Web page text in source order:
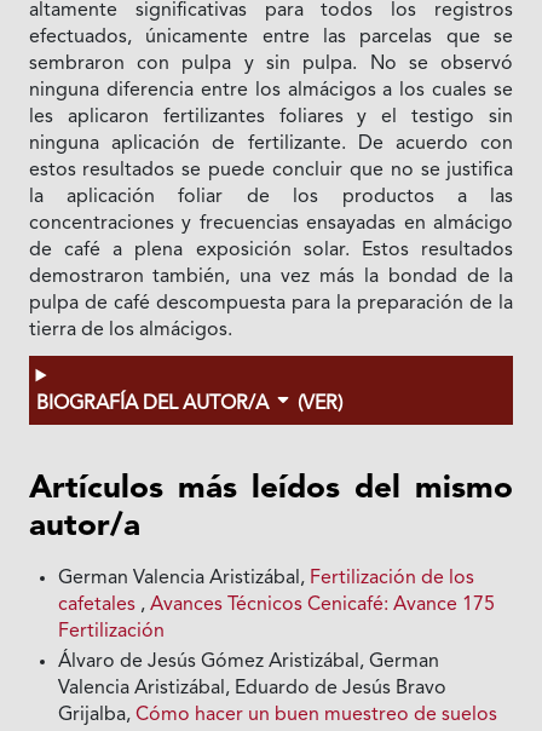
altamente significativas para todos los registros
efectuados, únicamente entre las parcelas que se
sembraron con pulpa y sin pulpa. No se observó
ninguna diferencia entre los almácigos a los cuales se
les aplicaron fertilizantes foliares y el testigo sin
ninguna aplicación de fertilizante. De acuerdo con
estos resultados se puede concluir que no se justifica
la aplicación foliar de los productos a las
concentraciones y frecuencias ensayadas en almácigo
de café a plena exposición solar. Estos resultados
demostraron también, una vez más la bondad de la
pulpa de café descompuesta para la preparación de la
tierra de los almácigos.
BIOGRAFÍA DEL AUTOR/A (VER)
Artículos más leídos del mismo
autor/a
German Valencia Aristizábal, Fertilización de los
cafetales ,Avances Técnicos Cenicafé: Avance 175
Fertilización
Álvaro de Jesús Gómez Aristizábal, German
Valencia Aristizábal, Eduardo de Jesús Bravo
Grijalba,Cómo hacer un buen muestreo de suelos